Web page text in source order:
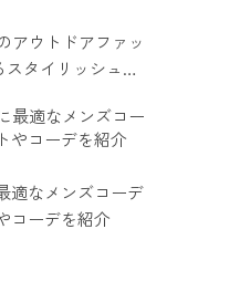
アウトドアファッ
タイリッシュ
適なメンズコーデ
コーデを紹介